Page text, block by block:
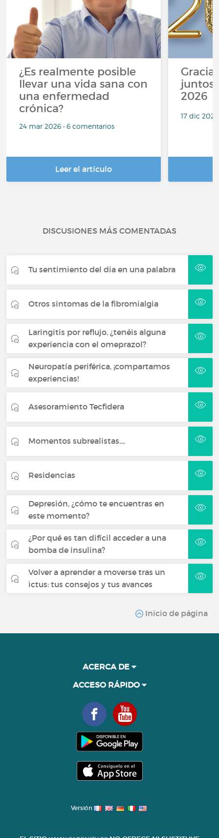
¿Es realmente posible
llevar una vida sana con
una enfermedad
crónica?
24 mar 2026 • 6 comentarios
Leer el artículo
2026
17 dic
DISCUSIONES MÁS COMENTADAS
Tu sentimiento del dia en una palabra
Otros sintomas de la fibromialgia
Laringitis por reflujo, ¿tenéis alguna
experiencia con el omeprazol?
Neuropatía periférica, ¡compartamos
experiencias!
Asesoramiento Tecfidera
Momentos subrealistas....
Residencias
Depresión, ¿cómo te encuentras en
este momento?
¿Por qué es tan difícil acceder a una
bomba de insulina?
Volver a aprender a moverse tras un
ictus: tus consejos y tus avances
Inicio de página
ACERCA DE
ACCESO RÁPIDO
Versión